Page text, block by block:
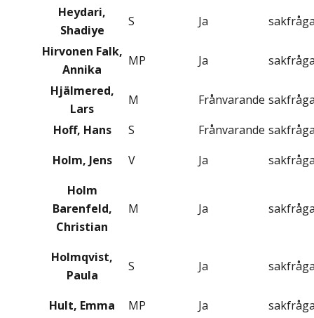
Heydari,
Shadiye
S Ja
Hirvonen Falk,
Annika
MP Ja
Hjälmered,
Lars
M Frånvarande
Hoff, Hans
S Frånvarande
Holm, Jens
V Ja
Holm
Barenfeld,
Christian
M Ja
Holmqvist,
Paula
S Ja
Hult, Emma MP Ja